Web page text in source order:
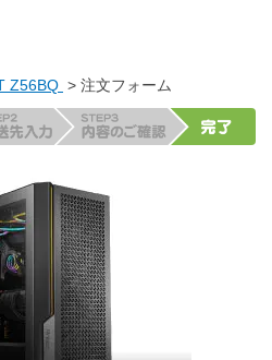
Z56BQ > 注文フォーム